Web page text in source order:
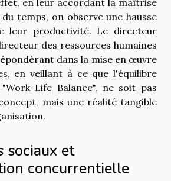
en leur accordant la maîtrise
temps, on observe une hausse
leur productivité. Le directeur
des ressources humaines
dans la mise en œuvre
en veillant à ce que l'équilibre
Life Balance", ne soit pas
mais une réalité tangible
sociaux et
concurrentielle